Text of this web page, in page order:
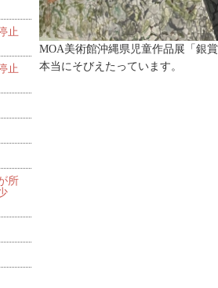
MOA美術館沖縄県児童作品展「銀
本当にそびえたっています。
止
止
所